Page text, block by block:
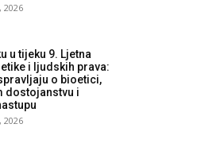
2026
u tijeku 9. Ljetna
i ljudskih prava:
o bioetici,
dostojanstvu i
2026